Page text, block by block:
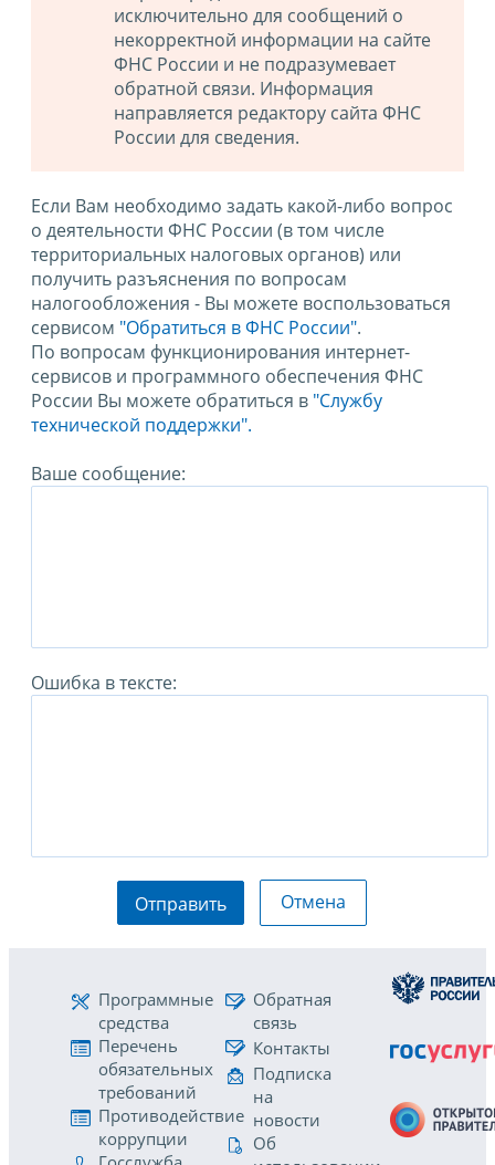
исключительно для сообщений о
некорректной информации на сайте
ФНС России и не подразумевает
обратной связи. Информация
направляется редактору сайта ФНС
России для сведения.
Если Вам необходимо задать какой-либо вопрос
о деятельности ФНС России (в том числе
территориальных налоговых органов) или
получить разъяснения по вопросам
налогообложения - Вы можете воспользоваться
сервисом "Обратиться в ФНС России".
По вопросам функционирования интернет-
сервисов и программного обеспечения ФНС
России Вы можете обратиться в "Службу
технической поддержки".
Ваше сообщение:
Ошибка в тексте:
Отправить Отмена
Программные
средства
Перечень
обязательных
требований
Противодействие
коррупции
Обратная
связь
Контакты
Подписка
на
новости
Об